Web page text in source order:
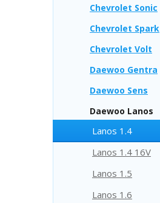
Chevrolet Sonic
Chevrolet Spark
Chevrolet Volt
Daewoo Gentra
Daewoo Sens
Daewoo Lanos
Lanos 1.4
Lanos 1.4 16V
Lanos 1.5
Lanos 1.6